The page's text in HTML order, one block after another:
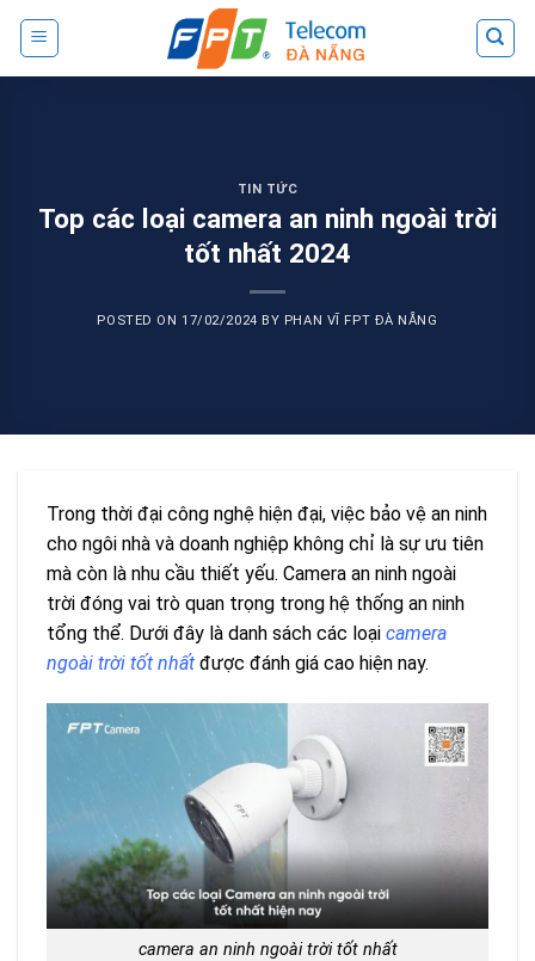
Skip
content
TIN TỨC
Top các loại camera an ninh ngoài trời
tốt nhất 2024
POSTED ON17/02/2024 BY PHAN VĨ FPT ĐÀ NẴNG
Trong thời đại công nghệ hiện đại, việc bảo vệ an ninh
cho ngôi nhà và doanh nghiệp không chỉ là sự ưu tiên
mà còn là nhu cầu thiết yếu. Camera an ninh ngoài
trời đóng vai trò quan trọng trong hệ thống an ninh
tổng thể. Dưới đây là danh sách các loại camera
ngoài trời tốt nhất được đánh giá cao hiện nay.
camera an ninh ngoài trời tốt nhất